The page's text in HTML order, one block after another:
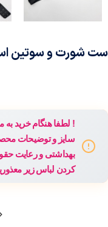
ست شورت و سوتین
! لطفا هنگام خرید
سایز و توضیحات
بهداشتی و رعایت
کردن لباس زیر